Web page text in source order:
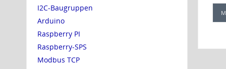
I2C-Baugruppen
Arduino
Raspberry PI
Raspberry-SPS
Modbus TCP